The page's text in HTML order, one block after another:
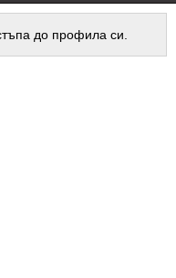
до профила си.